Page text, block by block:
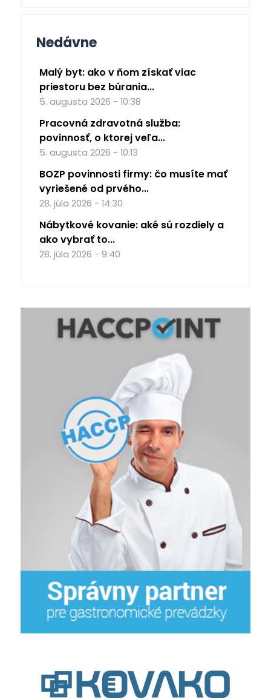
Nedávne
Malý byt: ako v ňom získať viac
priestoru bez búrania...
5. augusta 2026 - 10:38
Pracovná zdravotná služba:
povinnosť, o ktorej veľa...
5. augusta 2026 - 10:13
BOZP povinnosti firmy: čo musíte mať
vyriešené od prvého...
28. júla 2026 - 14:30
Nábytkové kovanie: aké sú rozdiely a
ako vybrať to...
28. júla 2026 - 9:40